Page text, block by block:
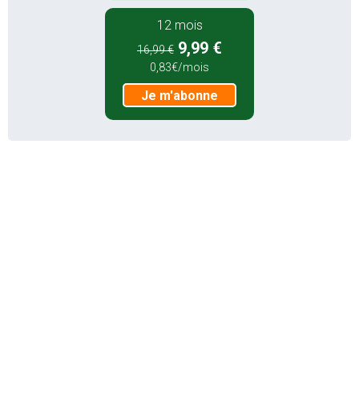
12 mois
16,99 € 9,99 €
0,83€/mois
Je m'abonne